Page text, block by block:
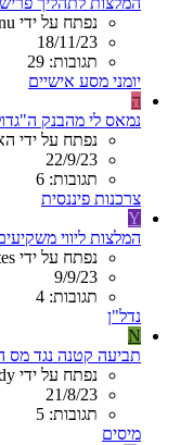
נפתח על ידי Nununu
18/11/23
תגובות: 29
יומני מסע אישיים
ה
נמאס לי מהבנק
נפתח על ידי
22/9/23
תגובות: 6
צרכנות פיננסית
Y
המלצות ליווי
נפתח על ידי Yontes
9/9/23
תגובות: 4
נדל"ן
N
תביעה קטנה נגד מס
נפתח על ידי nobody
21/8/23
תגובות: 5
מיסים